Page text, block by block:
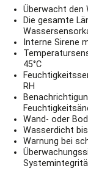
Überwacht den
Die gesamte
Interne Sirene
45°C
RH
Wand- oder
Wasserdicht
Warnung bei